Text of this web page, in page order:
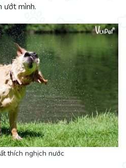
ướt mình.
thích nghịch nước